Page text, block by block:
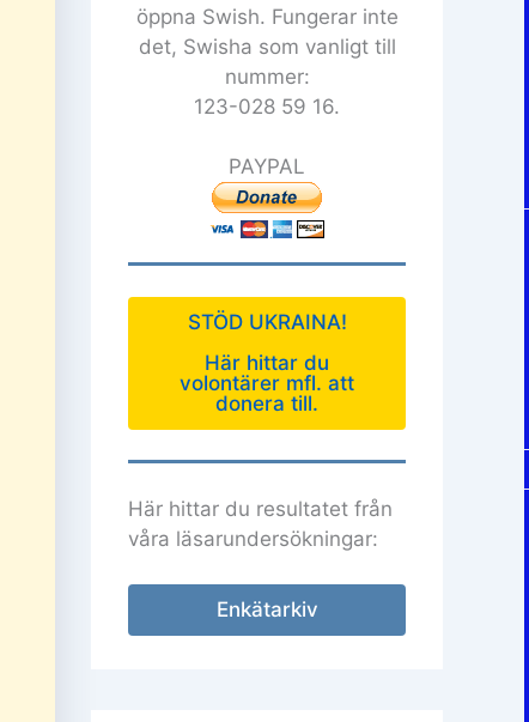
öppna Swish. Fungerar inte
det, Swisha som vanligt till
nummer:
123-028 59 16.
PAYPAL
STÖD UKRAINA!
Här hittar du
volontärer mfl. att
donera till.
Här hittar du resultatet från
våra läsarundersökningar:
Enkätarkiv